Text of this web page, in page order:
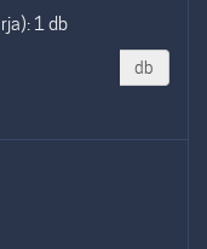
1 db
db